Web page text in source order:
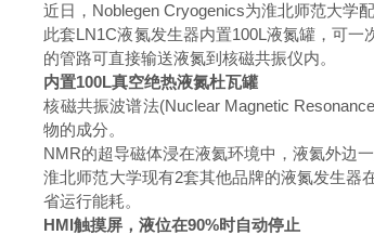
近日，Noblegen Cryogenics为淮北师范大学
此套LN1C液氮发生器内置100L液氮罐，可
的管路可直接输送液氮到核磁共振仪内。
内置100L真空绝热液氮杜瓦罐
核磁共振波谱法(Nuclear Magnetic
物的成分。
NMR的超导磁体浸在液氦环境中，液氦外边
淮北师范大学现有2套其他品牌的液氮发生器
省运行能耗。
HMI触摸屏，液位在90%时自动停止